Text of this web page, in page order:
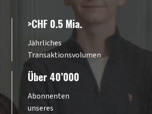
>CHF 0.5 Mia.
Jährliches
Transaktionsvolumen
Über 40’000
Abonnenten
unseres